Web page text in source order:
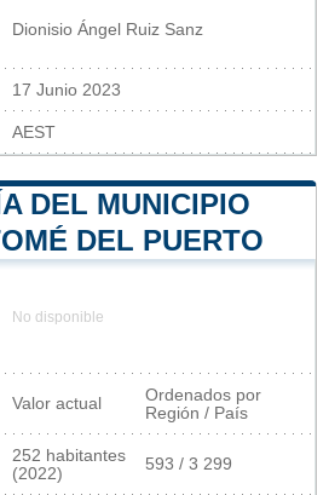
Dionisio Ángel Ruiz Sanz
17 Junio 2023
AEST
DEL MUNICIPIO
DEL PUERTO
No disponible
Valor actual
Ordenados por
Región / País
252 habitantes
(2022)
593 / 3 299